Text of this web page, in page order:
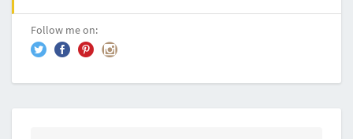
Follow me on: